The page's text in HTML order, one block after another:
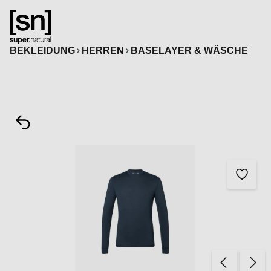
springen
BEKLEIDUNG HERREN BASELAYER & WÄSCHE